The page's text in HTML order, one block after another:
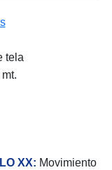
tela
XX: Movimiento